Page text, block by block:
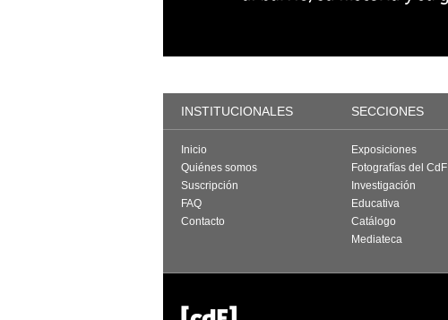
INSTITUCIONALES SECCIONES
Inicio
Quiénes somos
Suscripción
FAQ
Contacto
Exposiciones
Fotografías del CdF
Investigación
Educativa
Catálogo
Mediateca